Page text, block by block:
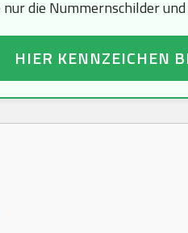
die Nummernschilder
HIER KENNZEICHEN